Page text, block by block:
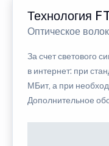
Технология
Оптическое
За счет светового
в интернет: при
МБит, а при
Дополнительное